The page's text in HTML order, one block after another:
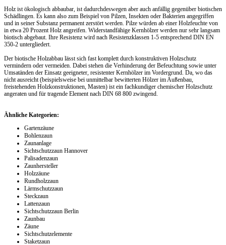
Holz ist ökologisch abbaubar, ist dadurchdeswegen aber auch anfällig gegenüber biotischen
Schädlingen. Es kann also zum Beispiel von Pilzen, Insekten oder Bakterien angegriffen
und in seiner Substanz permanent zerstört werden. Pilze würden ab einer Holzfeuchte von
in etwa 20 Prozent Holz angreifen. Widerstandfähige Kernhölzer werden nur sehr langsam
biotisch abgebaut. Ihre Resistenz wird nach Resistenzklassen 1-5 entsprechend DIN EN
350-2 untergliedert.
Der biotische Holzabbau lässt sich fast komplett durch konstruktiven Holzschutz
vermindern oder vermeiden. Dabei stehen die Verhinderung der Befeuchtung sowie unter
Umsatänden der Einsatz geeigneter, resistenter Kernhölzer im Vordergrund. Da, wo das
nicht ausreicht (beispielsweise bei unmittelbar bewitterten Hölzer im Außenbau,
freistehenden Holzkonstruktionen, Masten) ist ein fachkundiger chemischer Holzschutz
angeraten und für tragende Element nach DIN 68 800 zwingend.
Ähnliche Kategorien:
Gartenzäune
Bohlenzaun
Zaunanlage
Sichtschutzzaun Hannover
Palisadenzaun
Zaunhersteller
Holzzäune
Rundholzzaun
Lärmschutzzaun
Steckzaun
Lattenzaun
Sichtschutzzaun Berlin
Zaunbau
Zäune
Sichtschutzelemente
Staketzaun